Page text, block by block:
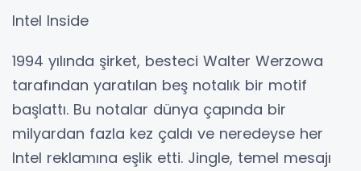
Intel Inside
1994 yılında şirket, besteci Walter Werzowa
tarafından yaratılan beş notalık bir motif
başlattı. Bu notalar dünya çapında bir
milyardan fazla kez çaldı ve neredeyse her
Intel reklamına eşlik etti. Jingle, temel mesajı